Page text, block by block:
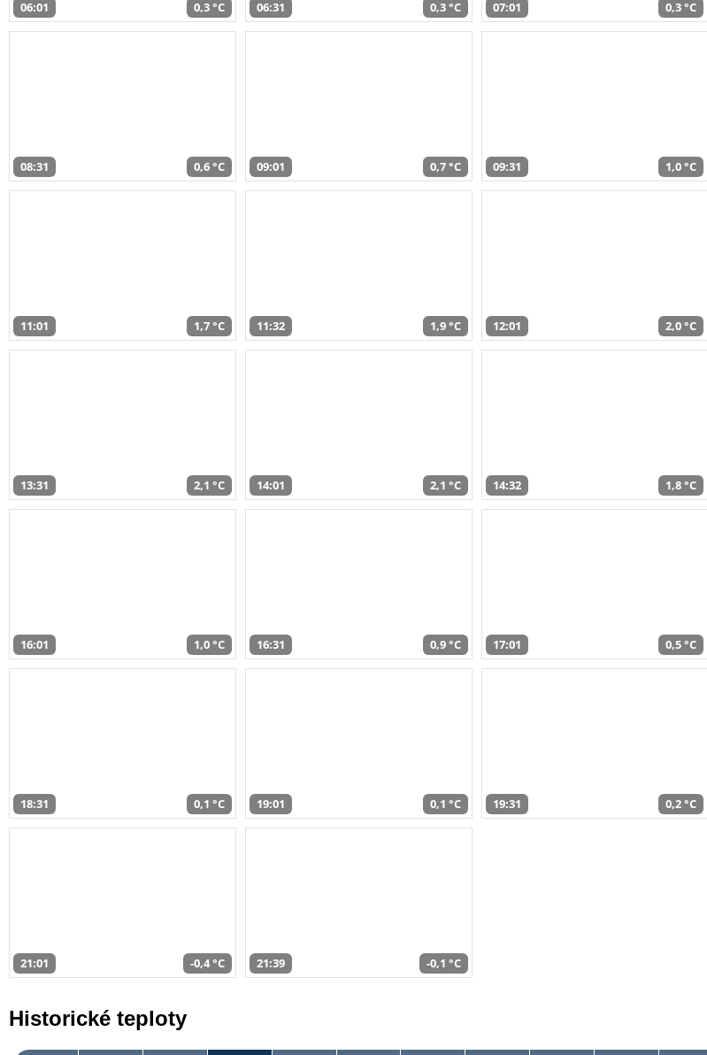
06:01 0,3 °C 06:31 0,3 °C 07:01 0,3 °C
08:31 0,6 °C 09:01 0,7 °C 09:31 1,0 °C
11:01 1,7 °C 11:32 1,9 °C 12:01 2,0 °C
13:31 2,1 °C 14:01 2,1 °C 14:32 1,8 °C
16:01 1,0 °C 16:31 0,9 °C 17:01 0,5 °C
18:31 0,1 °C 19:01 0,1 °C 19:31 0,2 °C
21:01 -0,4 °C 21:39 -0,1 °C
Historické teploty